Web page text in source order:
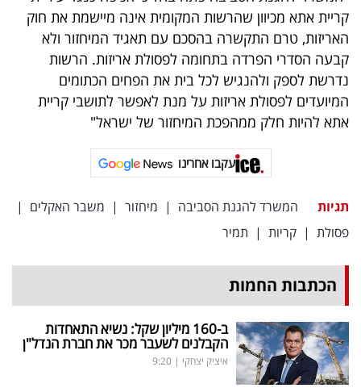
פרסמו
באייס
עקבו
אחרינו:
קריית אתא מכיוון שהרשות המקומית אינה מיישמת את חוק
האריזות, טרם התקשרה בהסכם עם תאגיד המיחזור ולא
קבעה הסדרי הפרדה בתחומה לפסולת אריזות. הרשות
נדרשת לספק ולהנגיש לכל בית את הפחים הכתומים
המיועדים לפסולת אריזות על מנת לאפשר לתושבי קריית
אתא להיות חלק ממהפכת המיחזור של ישראל"
עקבו אחרינו
תגיות המשרד להגנת הסביבה | מיחזור | משבר האקלים |
פסולת | קריות | תמיר
הכתבות החמות
ב-160 מיליון שקל: נשיא התאחדות
הקבלנים לשעבר מכר את חברת הנדל"ן
איציק יצחקי |
9:20